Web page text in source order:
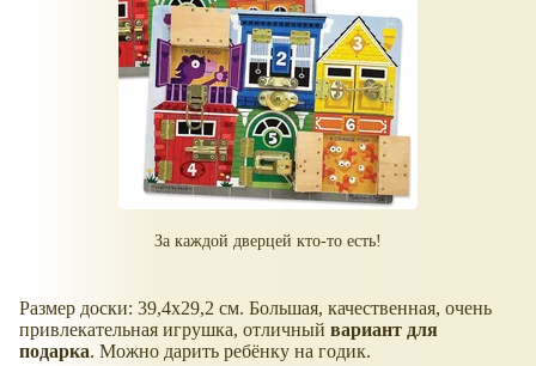
За каждой дверцей кто-то есть!
Размер доски: 39,4х29,2 см. Большая, качественная, очень
привлекательная игрушка, отличный вариант для
подарка. Можно дарить ребёнку на годик.